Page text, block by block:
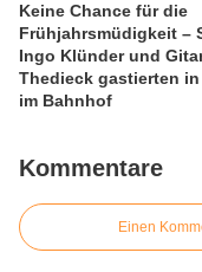
Keine Chance für die
Frühjahrsmüdigkeit –
Ingo Klünder und
Thedieck gastierten
im Bahnhof
Kommentare
Einen